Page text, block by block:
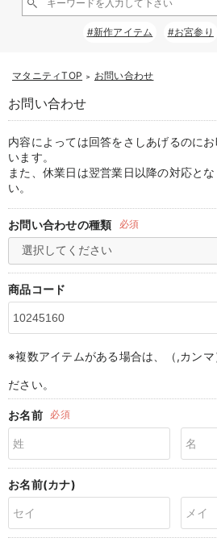
戻る
マタニティウェア全て
マタニティ ワンピース
マタニティ パンツ
マタニティ スカート
マタニティ トップス
マタニティ アウター（コート）・ママコート
戻る
マタニティ 下着・インナー全て
マタニティ ショーツ
妊婦帯・腹帯・産前ガードル
マタニティ 授乳 キャミソール
産褥ショーツ
骨盤・マタニティベルト （妊娠中・産後）
産後 ガードル インナー
マタニティ 腹巻き
戻る
授乳ワンピース
授乳トップス
戻る
マタニティ フォーマル全て
マタニティ スーツ
マタニティ オフィス 通勤服
マタニティ ドレス（結婚式・お呼ばれ）
マタニティ フォーマル パンツ・ボトムス
戻る
妊婦用 抱き枕・授乳クッション
授乳 ケープ
戻る
マタニティレッグウェア全て
マタニティストッキング・タイツ
マタニティレギンス
戻る
マタニティ ボディケア全て
妊娠線クリーム
戻る
アウトレット全て
【アウトレット】ワンピース
【アウトレット】トップス・授乳トップス
【アウトレット】ボトムス
【アウトレット】パジャマ
【アウトレット】インナー
【アウトレット】ベビー
戻る
抗菌防臭加工
透け防止
見えてもカワイイ
コットン素材
冷房対策
接触冷感素材
Tシャツブラ
ブラトップ
親子セット
快適機能ウェア特集 パジャマ
erbaviva（エルバビーバ）
ハレの日に着るANGELIEBEのセレモニー
戻る
再入荷｜インナー
再入荷｜アウター
#新作アイテム #お宮参り
マタニティTOP ＞ お問い合わせ
お問い合わせ
内容によっては回答をさしあげるのに
います。
また、休業日は翌営業日以降の対応と
い。
お問い合わせの種類 必須
商品コード
※複数アイテムがある場合は、（,カンマ
ださい。
お名前 必須
お名前(カナ)